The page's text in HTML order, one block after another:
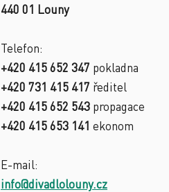
440 01 Louny
Telefon:
+420 415 652 347 pokladna
+420 731 415 417 ředitel
+420 415 652 543 propagace
+420 415 653 141 ekonom
E-mail:
info@divadlolouny.cz